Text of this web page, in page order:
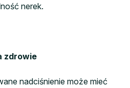
nerek.
zdrowie
nadciśnienie może mieć